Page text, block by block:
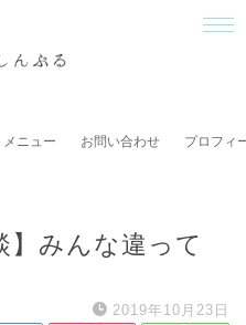
ニュー お問い合わせ プロフィ
】みんな違って
2019年10月23日